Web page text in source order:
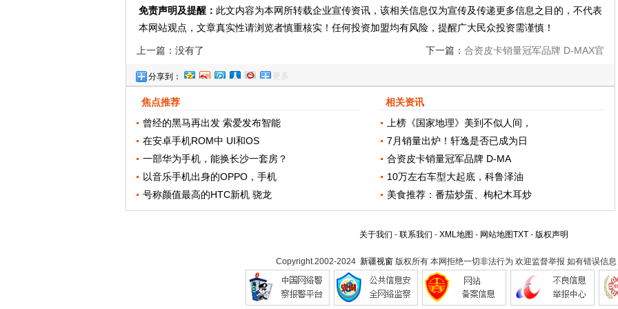
免责声明及提醒： 此文内容为本网所转载企业宣传资讯，该相关信息仅为宣传及传递更多信息之目的，不代表
本网站观点，文章真实性请浏览者慎重核实！任何投资加盟均有风险，提醒广大民众投资需谨慎！
上一篇：没有了 下一篇： 合资皮卡销量冠军品牌 D-MAX官
分享到： 更多
焦点推荐
曾经的黑马再出发 索爱发布智能
在安卓手机ROM中 UI和OS
一部华为手机，能换长沙一套房？
以音乐手机出身的OPPO，手机
号称颜值最高的HTC新机 骁龙
相关资讯
上榜《国家地理》美到不似人间，
7月销量出炉！轩逸是否已成为日
合资皮卡销量冠军品牌 D-MA
10万左右车型大起底，科鲁泽油
美食推荐：番茄炒蛋、枸杞木耳炒
关于我们 - 联系我们 - XML地图 - 网站地图TXT- 版权声明
Copyright.2002-2024 新疆视窗版权所有 本网拒绝一切非法行为 欢迎监督举报 如有错误信